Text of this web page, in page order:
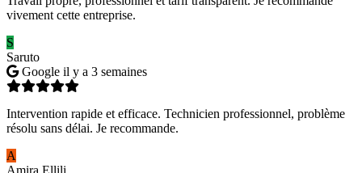
vivement cette entreprise.
S
Saruto
Google il y a 3 semaines
Intervention rapide et efficace. Technicien professionnel, problème
résolu sans délai. Je recommande.
A